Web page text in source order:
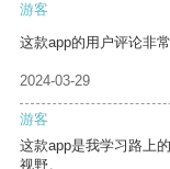
游客
这款app的用户评论非
2024-03-29
游客
这款app是我学习路上
视野。